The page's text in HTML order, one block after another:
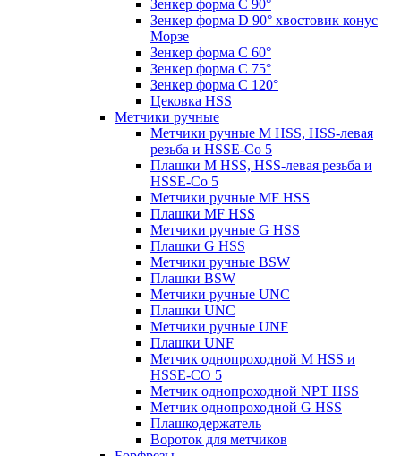
Зенкер форма С 90°
Зенкер форма D 90° хвостовик конус
Морзе
Зенкер форма С 60°
Зенкер форма С 75°
Зенкер форма С 120°
Цековка HSS
Метчики ручные
Метчики ручные M HSS, HSS-левая
резьба и HSSE-Co 5
Плашки M HSS, HSS-левая резьба и
HSSE-Co 5
Метчики ручные MF HSS
Плашки MF HSS
Метчики ручные G HSS
Плашки G HSS
Метчики ручные BSW
Плашки BSW
Метчики ручные UNC
Плашки UNC
Метчики ручные UNF
Плашки UNF
Метчик однопроходной M HSS и
HSSE-CO 5
Метчик однопроходной NPT HSS
Метчик однопроходной G HSS
Плашкодержатель
Вороток для метчиков